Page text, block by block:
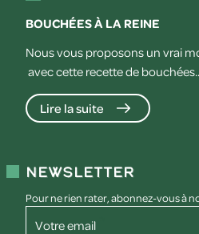
BOUCHÉES À LA REINE
Nous vous proposons un vrai
avec cette recette de
Lire la suite
Newsletter
Pour ne rien rater, abonnez-vous à
Votre email